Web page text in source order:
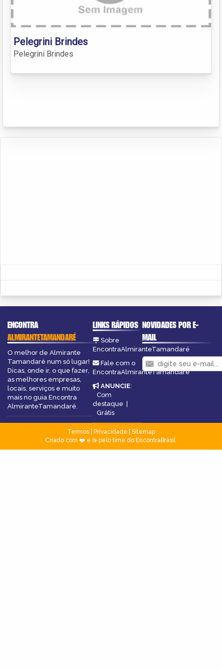
Pelegrini Brindes
Pelegrini Brindes
ENCONTRA
ALMIRANTETAMANDARÉ
O melhor de Almirante
Tamandaré num só lugar!
Dicas, onde ir, o que fazer,
as melhores empresas,
locais, serviços e muito
mais no guia Encontra
AlmiranteTamandaré.
LINKS RÁPIDOS
Sobre
EncontraAlmiranteTamandaré
Fale com o
EncontraAlmiranteTamandaré
ANUNCIE:
Com
destaque |
Grátis
NOVIDADES POR E-
MAIL
Termos| Privacidade
Sitemap
Criado com ❤️ e ☕ pelo time do EncontraBrasil